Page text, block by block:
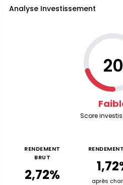
Analyse Investissement
20
Score
RENDEMENT
BRUT
2,72% après